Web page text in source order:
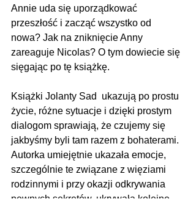
Annie uda się uporządkować
przeszłość i zacząć wszystko od
nowa? Jak na zniknięcie Anny
zareaguje Nicolas? O tym dowiecie się
sięgając po tę książkę.
Książki Jolanty Sad  ukazują po prostu
życie, różne sytuacje i dzięki prostym
dialogom sprawiają, że czujemy się
jakbyśmy byli tam razem z bohaterami.
Autorka umiejętnie ukazała emocje,
szczególnie te związane z więziami
rodzinnymi i przy okazji odkrywania
pewnych sekretów, ukrywała kolejne,